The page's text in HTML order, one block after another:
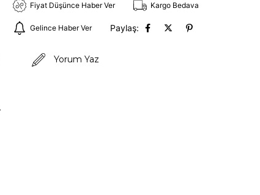
Fiyat Düşünce Haber Ver Kargo Bedava
Gelince Haber Ver Paylaş:
Yorum Yaz